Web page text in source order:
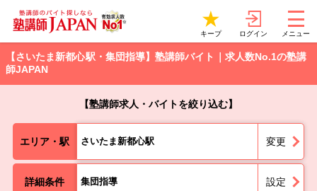
キープ ログイン メニュー
【さいたま新都心駅・集団指導】塾講師バイト｜求人数No.1の塾講
師JAPAN
【塾講師求人・バイトを絞り込む】
エリア・駅 さいたま新都心駅 変更
詳細条件 集団指導 設定